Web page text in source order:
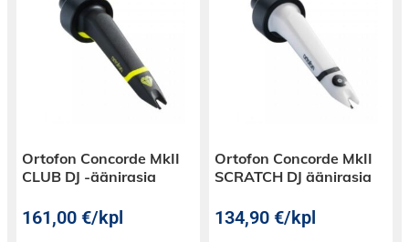
Ortofon Concorde MkII
CLUB DJ -äänirasia
161,00€/kpl
Ortofon Concorde MkII
SCRATCH DJ äänirasia
134,90€/kpl